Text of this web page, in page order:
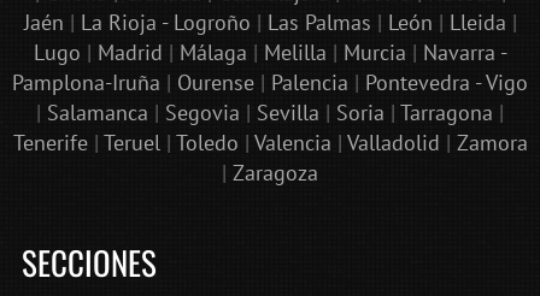
Jaén | La Rioja - Logroño | Las Palmas | León | Lleida |
Lugo | Madrid | Málaga | Melilla | Murcia | Navarra -
Pamplona-Iruña | Ourense | Palencia | Pontevedra - Vigo
| Salamanca | Segovia | Sevilla | Soria | Tarragona |
Tenerife| Teruel| Toledo | Valencia | Valladolid | Zamora
| Zaragoza
SECCIONES